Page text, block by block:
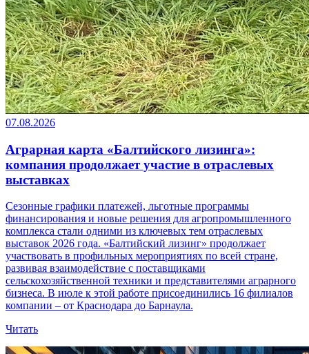
07.08.2026
Аграрная карта «Балтийского лизинга»:
компания продолжает участие в отраслевых
выставках
Сезонные графики платежей, льготные программы
финансирования и новые решения для агропромышленного
комплекса стали одними из ключевых тем отраслевых
выставок 2026 года. «Балтийский лизинг» продолжает
участвовать в профильных мероприятиях по всей стране,
развивая взаимодействие с поставщиками
сельскохозяйственной техники и представителями аграрного
бизнеса. В июле к этой работе присоединились 16 филиалов
компании – от Краснодара до Барнаула.
Читать